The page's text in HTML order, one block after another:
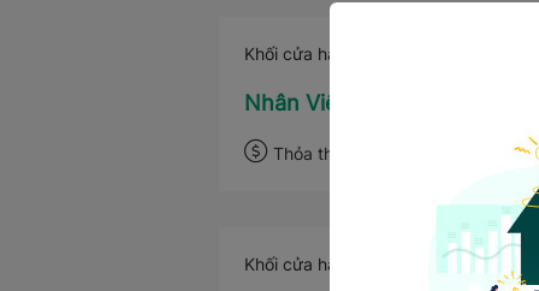
Khối cửa hàng
Nhân Viên Kinh Doanh B2B
Thỏa thuận Đà Nẵng và 5 nơi
Khối cửa hàng